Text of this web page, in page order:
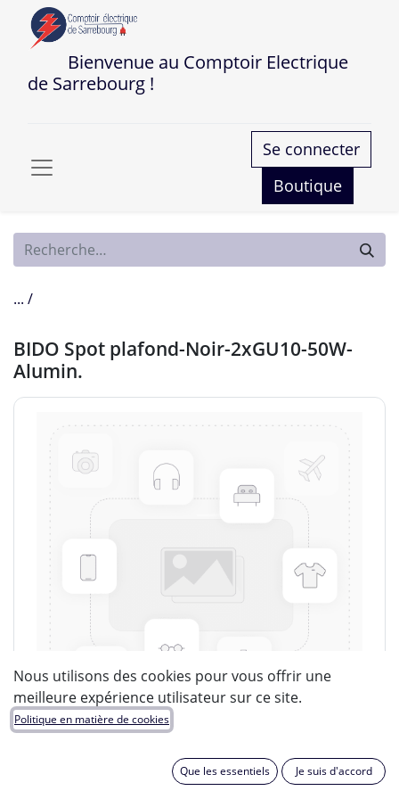
Bienvenue au Comptoir Electrique
de Sarrebourg !
Se connecter
Boutique
... /
BIDO Spot plafond-Noir-2xGU10-50W-
Alumin.
Nous utilisons des cookies pour vous offrir une
meilleure expérience utilisateur sur ce site.
Politique en matière de cookies
Que les essentiels Je suis d'accord